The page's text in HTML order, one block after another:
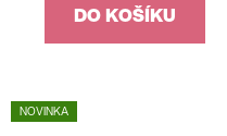
DO KOŠÍKU
NOVINKA